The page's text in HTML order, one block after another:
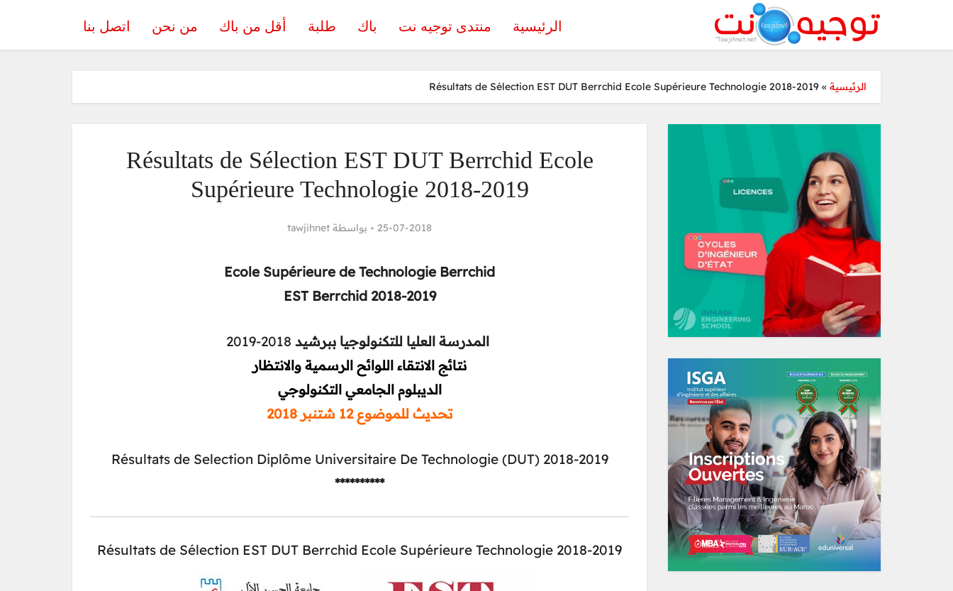
الرئيسية منتدى توجيه نت باك طلبة أقل من باك من نحن اتصل بنا
الرئيسية »
Résultats de Sélection EST DUT Berrchid Ecole Supérieure Technologie 2018-2019
Résultats de Sélection EST DUT Berrchid Ecole
Supérieure Technologie 2018-2019
25-07-2018 بواسطة tawjihnet
Ecole Supérieure de Technologie Berrchid
EST Berrchid 2018-2019
المدرسة العليا للتكنولوجيا ببرشيد 2018-2019
نتائج الانتقاء اللوائح الرسمية والانتظار
الديبلوم الجامعي التكنولوجي
تحديث للموضوع 12 شتنبر 2018
Résultats de Selection Diplôme Universitaire De Technologie (DUT) 2018-2019
**********
Résultats de Sélection EST DUT Berrchid Ecole Supérieure Technologie 2018-2019